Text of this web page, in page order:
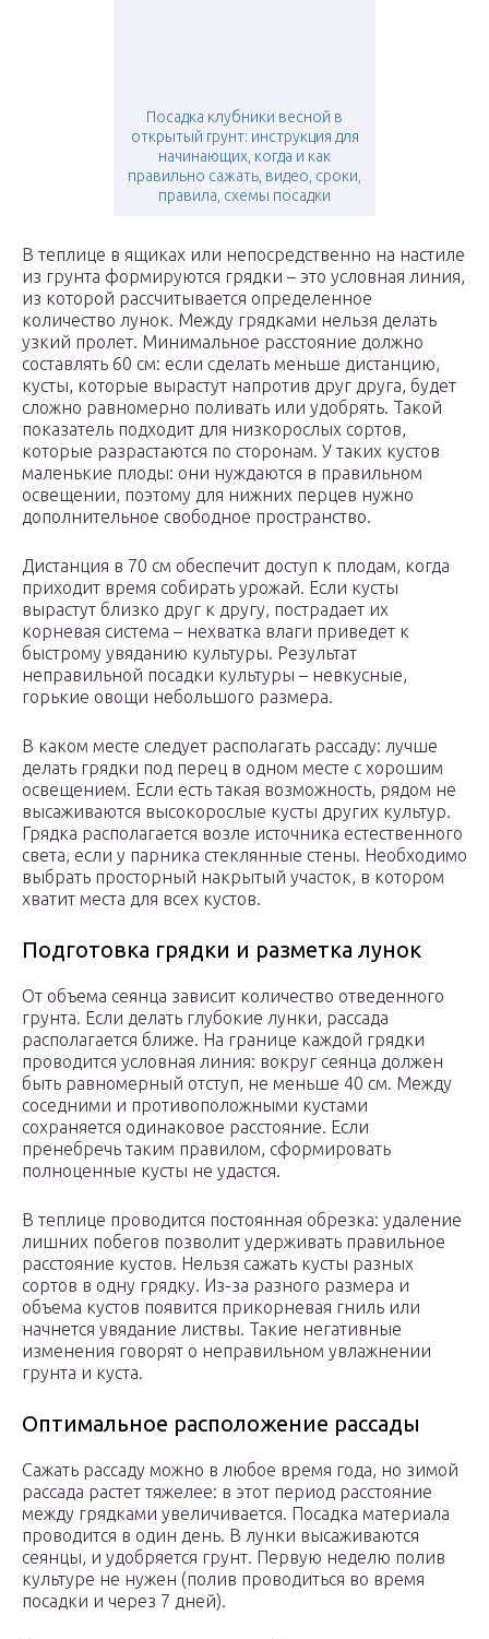
Посадка клубники весной в
открытый грунт: инструкция для
начинающих, когда и как
правильно сажать, видео, сроки,
правила, схемы посадки
В теплице в ящиках или непосредственно на настиле
из грунта формируются грядки – это условная линия,
из которой рассчитывается определенное
количество лунок. Между грядками нельзя делать
узкий пролет. Минимальное расстояние должно
составлять 60 см: если сделать меньше дистанцию,
кусты, которые вырастут напротив друг друга, будет
сложно равномерно поливать или удобрять. Такой
показатель подходит для низкорослых сортов,
которые разрастаются по сторонам. У таких кустов
маленькие плоды: они нуждаются в правильном
освещении, поэтому для нижних перцев нужно
дополнительное свободное пространство.
Дистанция в 70 см обеспечит доступ к плодам, когда
приходит время собирать урожай. Если кусты
вырастут близко друг к другу, пострадает их
корневая система – нехватка влаги приведет к
быстрому увяданию культуры. Результат
неправильной посадки культуры – невкусные,
горькие овощи небольшого размера.
В каком месте следует располагать рассаду: лучше
делать грядки под перец в одном месте с хорошим
освещением. Если есть такая возможность, рядом не
высаживаются высокорослые кусты других культур.
Грядка располагается возле источника естественного
света, если у парника стеклянные стены. Необходимо
выбрать просторный накрытый участок, в котором
хватит места для всех кустов.
Подготовка грядки и разметка лунок
От объема сеянца зависит количество отведенного
грунта. Если делать глубокие лунки, рассада
располагается ближе. На границе каждой грядки
проводится условная линия: вокруг сеянца должен
быть равномерный отступ, не меньше 40 см. Между
соседними и противоположными кустами
сохраняется одинаковое расстояние. Если
пренебречь таким правилом, сформировать
полноценные кусты не удастся.
В теплице проводится постоянная обрезка: удаление
лишних побегов позволит удерживать правильное
расстояние кустов. Нельзя сажать кусты разных
сортов в одну грядку. Из-за разного размера и
объема кустов появится прикорневая гниль или
начнется увядание листвы. Такие негативные
изменения говорят о неправильном увлажнении
грунта и куста.
Оптимальное расположение рассады
Сажать рассаду можно в любое время года, но зимой
рассада растет тяжелее: в этот период расстояние
между грядками увеличивается. Посадка материала
проводится в один день. В лунки высаживаются
сеянцы, и удобряется грунт. Первую неделю полив
культуре не нужен (полив проводиться во время
посадки и через 7 дней).